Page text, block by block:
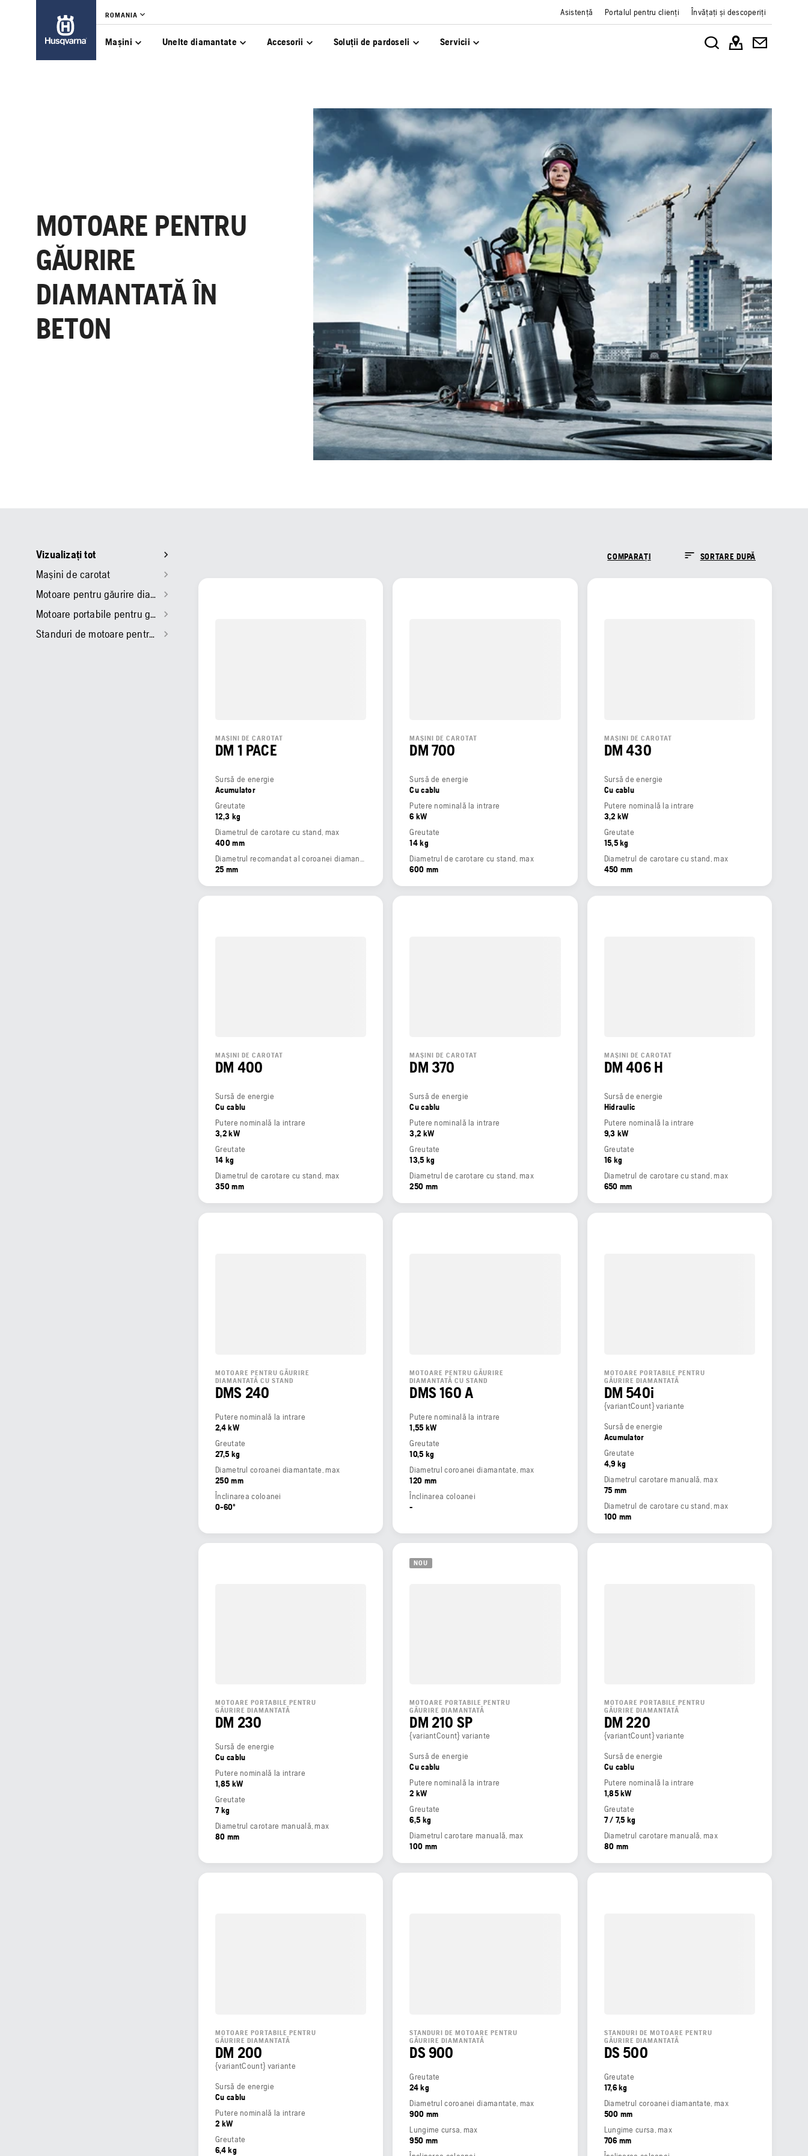
ROMANIA Asistență Portalul pentru clienți Învățați și descoperiți
Mașini Unelte diamantate Accesorii Soluții de pardoseli Servicii
MOTOARE PENTRU
GĂURIRE
DIAMANTATĂ ÎN
BETON
Vizualizați tot
Mașini de carotat
Motoare pentru găurire diamantată cu stand
Motoare portabile pentru găurire diamantată
Standuri de motoare pentru găurire diamantată
COMPARAȚI SORTARE DUPĂ
MAȘINI DE CAROTAT
DM 1 PACE
Sursă de energie
Acumulator
Greutate
12,3 kg
Diametrul de carotare cu stand, max
400 mm
25 mm
MAȘINI DE CAROTAT
DM 700
Sursă de energie
Cu cablu
Putere nominală la intrare
6 kW
Greutate
14 kg
Diametrul de carotare cu stand, max
600 mm
MAȘINI DE CAROTAT
DM 430
Sursă de energie
Cu cablu
Putere nominală la intrare
3,2 kW
Greutate
15,5 kg
Diametrul de carotare cu stand, max
450 mm
MAȘINI DE CAROTAT
DM 400
Sursă de energie
Cu cablu
Putere nominală la intrare
3,2 kW
Greutate
14 kg
Diametrul de carotare cu stand, max
350 mm
MAȘINI DE CAROTAT
DM 370
Sursă de energie
Cu cablu
Putere nominală la intrare
3,2 kW
Greutate
13,5 kg
Diametrul de carotare cu stand, max
250 mm
MAȘINI DE CAROTAT
DM 406 H
Sursă de energie
Hidraulic
Putere nominală la intrare
9,3 kW
Greutate
16 kg
Diametrul de carotare cu stand, max
650 mm
MOTOARE PENTRU GĂURIRE
DIAMANTATĂ CU STAND
DMS 240
Putere nominală la intrare
2,4 kW
Greutate
27,5 kg
Diametrul coroanei diamantate, max
250 mm
Înclinarea coloanei
0-60º
MOTOARE PENTRU GĂURIRE
DIAMANTATĂ CU STAND
DMS 160 A
Putere nominală la intrare
1,55 kW
Greutate
10,5 kg
Diametrul coroanei diamantate, max
120 mm
Înclinarea coloanei
-
MOTOARE PORTABILE PENTRU
GĂURIRE DIAMANTATĂ
DM 540i
{variantCount} variante
Sursă de energie
Acumulator
Greutate
4,9 kg
Diametrul carotare manuală, max
75 mm
Diametrul de carotare cu stand, max
100 mm
MOTOARE PORTABILE PENTRU
GĂURIRE DIAMANTATĂ
DM 230
Sursă de energie
Cu cablu
Putere nominală la intrare
1,85 kW
Greutate
7 kg
Diametrul carotare manuală, max
80 mm
NOU
MOTOARE PORTABILE PENTRU
GĂURIRE DIAMANTATĂ
DM 210 SP
{variantCount} variante
Sursă de energie
Cu cablu
Putere nominală la intrare
2 kW
Greutate
6,5 kg
Diametrul carotare manuală, max
100 mm
MOTOARE PORTABILE PENTRU
GĂURIRE DIAMANTATĂ
DM 220
{variantCount} variante
Sursă de energie
Cu cablu
Putere nominală la intrare
1,85 kW
Greutate
7 / 7,5 kg
Diametrul carotare manuală, max
80 mm
MOTOARE PORTABILE PENTRU
GĂURIRE DIAMANTATĂ
DM 200
{variantCount} variante
Sursă de energie
Cu cablu
Putere nominală la intrare
2 kW
Greutate
6,4 kg
STANDURI DE MOTOARE PENTRU
GĂURIRE DIAMANTATĂ
DS 900
Greutate
24 kg
Diametrul coroanei diamantate, max
900 mm
Lungime cursa, max
950 mm
STANDURI DE MOTOARE PENTRU
GĂURIRE DIAMANTATĂ
DS 500
Greutate
17,6 kg
Diametrul coroanei diamantate, max
500 mm
Lungime cursa, max
706 mm